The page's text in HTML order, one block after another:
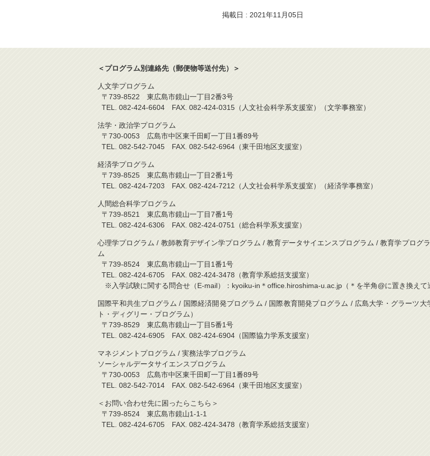
掲載日 : 2021年11月05日
＜プログラム別連絡先（郵便物等送付先）＞
人文学プログラム
〒739-8522 東広島市鏡山一丁目2番3号
TEL. 082-424-6604 FAX. 082-424-0315（人文社会科学系支援室）（文学事務室）
法学・政治学プログラム
〒730-0053 広島市中区東千田町一丁目1番89号
TEL. 082-542-7045 FAX. 082-542-6964（東千田地区支援室）
経済学プログラム
〒739-8525 東広島市鏡山一丁目2番1号
TEL. 082-424-7203 FAX. 082-424-7212（人文社会科学系支援室）（経済学事務室）
人間総合科学プログラム
〒739-8521 東広島市鏡山一丁目7番1号
TEL. 082-424-6306 FAX. 082-424-0751（総合科学系支援室）
心理学プログラム / 教師教育デザイン学プログラム / 教育データサイエンスプログラム / 教育学プログ
ム
〒739-8524 東広島市鏡山一丁目1番1号
TEL. 082-424-6705 FAX. 082-424-3478（教育学系総括支援室）
※入学試験に関する問合せ（E-mail）：kyoiku-in＊office.hiroshima-u.ac.jp（＊を半角@に置き換えて
国際平和共生プログラム / 国際経済開発プログラム / 国際教育開発プログラム / 広島大学・グラーツ
ト・ディグリー・プログラム）
〒739-8529 東広島市鏡山一丁目5番1号
TEL. 082-424-6905 FAX. 082-424-6904（国際協力学系支援室）
マネジメントプログラム / 実務法学プログラム
ソーシャルデータサイエンスプログラム
〒730-0053 広島市中区東千田町一丁目1番89号
TEL. 082-542-7014 FAX. 082-542-6964（東千田地区支援室）
＜お問い合わせ先に困ったらこちら＞
〒739-8524 東広島市鏡山1-1-1
TEL. 082-424-6705 FAX. 082-424-3478（教育学系総括支援室）